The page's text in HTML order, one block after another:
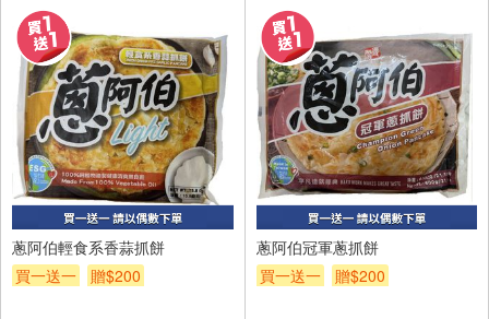
蔥阿伯輕食系香蒜抓餅
買一送一
贈$200
蔥阿伯冠軍蔥抓餅
買一送一
贈$200